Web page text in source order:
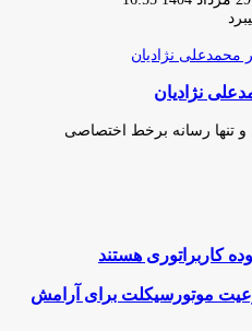
ایمیل
نژادیان
و تنها رسانه برخط اختصاصی
موتورسیکلت برای آرامش